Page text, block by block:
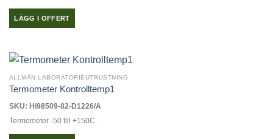
LÄGG I OFFERT
ALLMÄN LABORATORIEUTRUSTNING
Termometer Kontrolltemp1
SKU: Hi98509-82-D1226/A
Termometer -50 till +150C.